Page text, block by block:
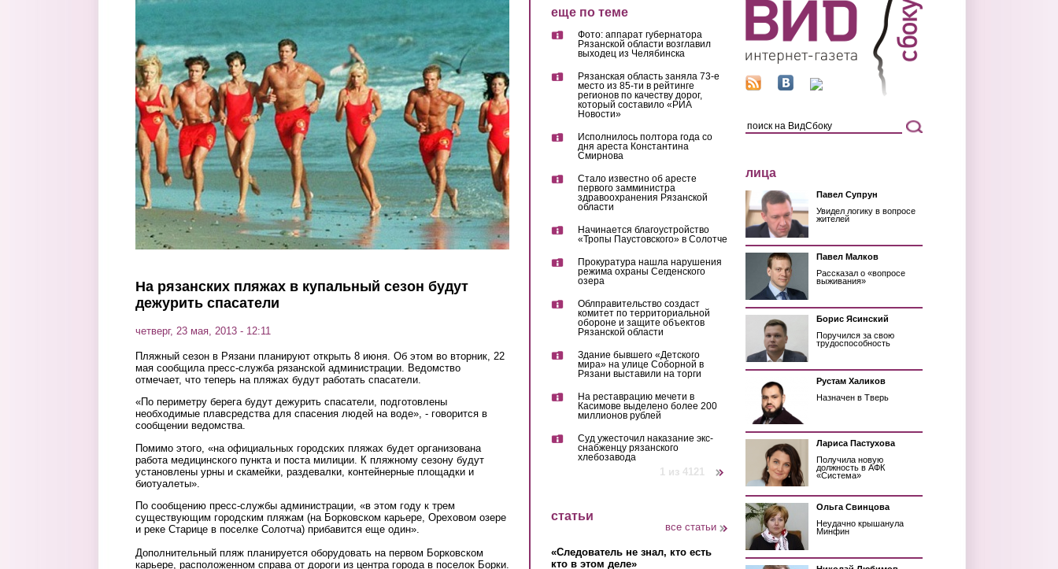
Перейти к основному содержанию
На рязанских пляжах в купальный сезон будут
дежурить спасатели
четверг, 23 мая, 2013 - 12:11
Пляжный сезон в Рязани планируют открыть 8 июня. Об этом во вторник, 22
мая сообщила пресс-служба рязанской администрации. Ведомство
отмечает, что теперь на пляжах будут работать спасатели.
«По периметру берега будут дежурить спасатели, подготовлены
необходимые плавсредства для спасения людей на воде», - говорится в
сообщении ведомства.
Помимо этого, «на официальных городских пляжах будет организована
работа медицинского пункта и поста милиции. К пляжному сезону будут
установлены урны и скамейки, раздевалки, контейнерные площадки и
биотуалеты».
По сообщению пресс-службы администрации, «в этом году к трем
существующим городским пляжам (на Борковском карьере, Ореховом озере
и реке Старице в поселке Солотча) прибавится еще один».
Дополнительный пляж планируется оборудовать на первом Борковском
карьере, расположенном справа от дороги из центра города в поселок Борки.
еще по теме
Фото: аппарат губернатора
Рязанской области возглавил
выходец из Челябинска
Рязанская область заняла 73-е
место из 85-ти в рейтинге
регионов по качеству дорог,
который составило «РИА
Новости»
Исполнилось полтора года со
дня ареста Константина
Смирнова
Стало известно об аресте
первого замминистра
здравоохранения Рязанской
области
Начинается благоустройство
«Тропы Паустовского» в Солотче
Прокуратура нашла нарушения
режима охраны Сегденского
озера
Облправительство создаст
комитет по территориальной
обороне и защите объектов
Рязанской области
Здание бывшего «Детского
мира» на улице Соборной в
Рязани выставили на торги
На реставрацию мечети в
Касимове выделено более 200
миллионов рублей
Суд ужесточил наказание экс-
снабженцу рязанского
хлебозавода
1 из 4121
статьи
все статьи
«Следователь не знал, кто есть
кто в этом деле»
лица
Павел Супрун
Увидел логику в вопросе
жителей
Павел Малков
Рассказал о «вопросе
выживания»
Борис Ясинский
Поручился за свою
трудоспособность
Рустам Халиков
Назначен в Тверь
Лариса Пастухова
Получила новую
должность в АФК
«Система»
Ольга Свинцова
Неудачно крышанула
Минфин